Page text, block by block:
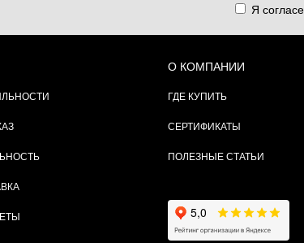
Я
О КОМПАНИИ
ГДЕ КУПИТЬ
СЕРТИФИКАТЫ
ПОЛЕЗНЫЕ СТАТЬИ